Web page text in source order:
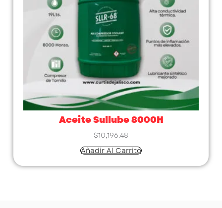
Aceite Sullube 8000H
$10,196.48
Añadir Al Carrito